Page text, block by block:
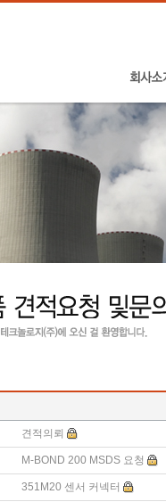
견적의뢰
M-BOND 200 MSDS 요청
351M20 센서 커넥터